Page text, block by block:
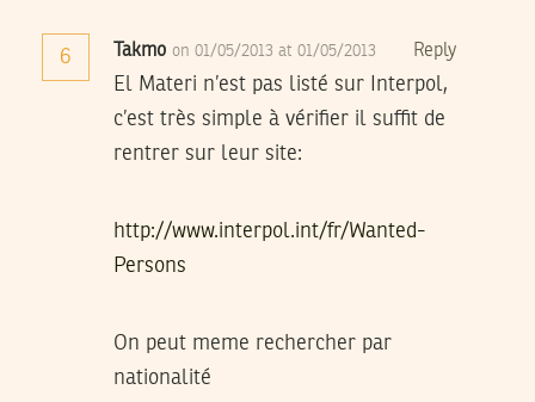
6 Takmo on 01/05/2013 at 01/05/2013 Reply
El Materi n’est pas listé sur Interpol,
c’est très simple à vérifier il suffit de
rentrer sur leur site:
http://www.interpol.int/fr/Wanted-
Persons
On peut meme rechercher par
nationalité